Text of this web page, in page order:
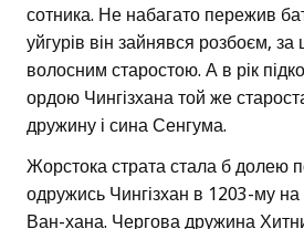
сотника. Не набагато пережив
уйгурів він зайнявся розбоєм,
волосним старостою. А в рік
ордою Чингізхана той же
дружину і сина Сенгума.
Жорстока страта стала б долею
одружись Чингізхан в 1203-му на
Ван-хана. Чергова дружина